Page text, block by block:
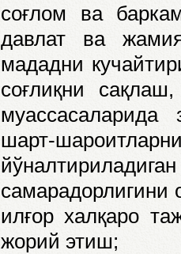
соғлом ва
давлат ва
мададни
соғлиқни
муассасаларида
шарт-
илғор халқаро
жорий этиш;